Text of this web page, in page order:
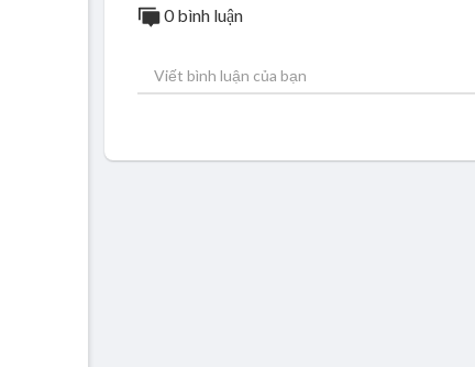
0 bình luận